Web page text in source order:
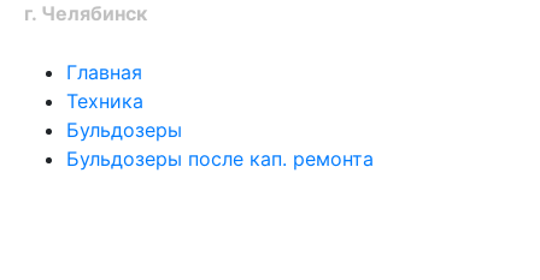
г. Челябинск
Главная
Техника
Бульдозеры
Бульдозеры после кап. ремонта